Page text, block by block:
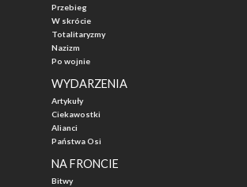
Przebieg
W skrócie
Totalitaryzmy
Nazizm
Po wojnie
WYDARZENIA
Artykuły
Ciekawostki
Alianci
Państwa Osi
NA FRONCIE
Bitwy